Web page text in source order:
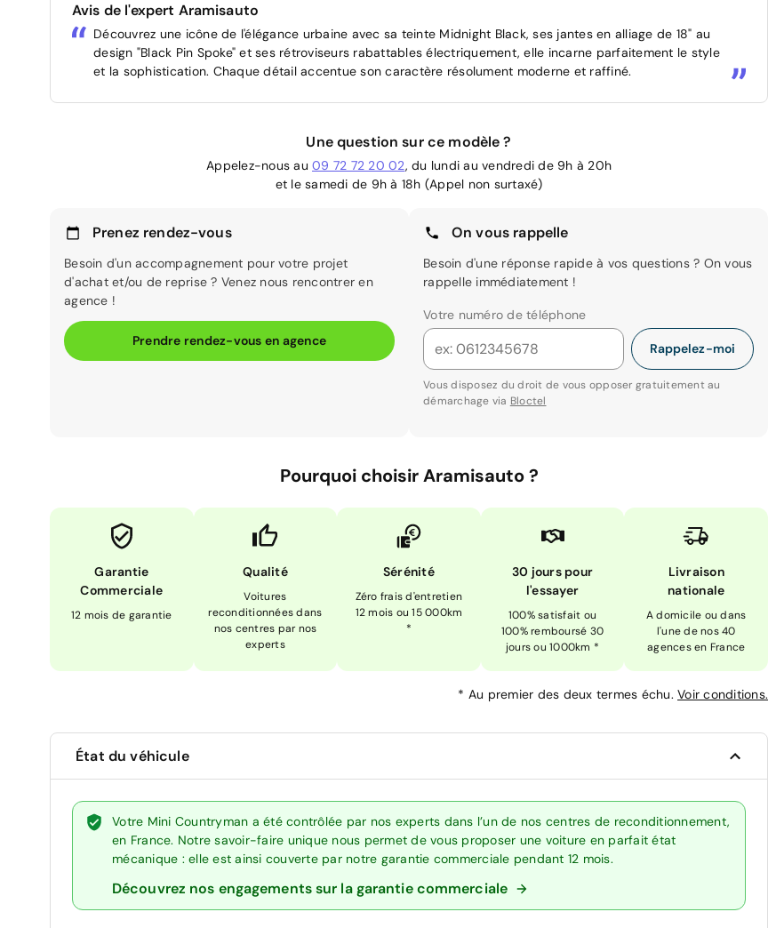
Avis de l'expert Aramisauto
Découvrez une icône de l'élégance urbaine avec sa teinte Midnight Black, ses jantes en alliage de 18" au
design "Black Pin Spoke" et ses rétroviseurs rabattables électriquement, elle incarne parfaitement le style
et la sophistication. Chaque détail accentue son caractère résolument moderne et raffiné.
Une question sur ce modèle ?
Appelez-nous au 09 72 72 20 02, du lundi au vendredi de 9h à 20h
et le samedi de 9h à 18h (Appel non surtaxé)
Prenez rendez-vous
Besoin d'un accompagnement pour votre projet
d'achat et/ou de reprise ? Venez nous rencontrer en
agence !
Prendre rendez-vous en agence
On vous rappelle
Besoin d'une réponse rapide à vos questions ? On vous
rappelle immédiatement !
Votre numéro de téléphone
Rappelez-moi
Vous disposez du droit de vous opposer gratuitement au
démarchage via Bloctel
Pourquoi choisir Aramisauto ?
Garantie
Commerciale
12 mois de garantie
Qualité
Voitures
reconditionnées dans
nos centres par nos
experts
Sérénité
Zéro frais d'entretien
12 mois ou 15 000km
*
30 jours pour
l'essayer
100% satisfait ou
100% remboursé 30
jours ou 1000km *
Livraison
nationale
A domicile ou dans
l'une de nos 40
agences en France
* Au premier des deux termes échu. Voir conditions.
État du véhicule
Votre Mini Countryman a été contrôlée par nos experts dans l’un de nos centres de reconditionnement,
en France. Notre savoir-faire unique nous permet de vous proposer une voiture en parfait état
mécanique : elle est ainsi couverte par notre garantie commerciale pendant 12 mois.
Découvrez nos engagements sur la garantie commerciale